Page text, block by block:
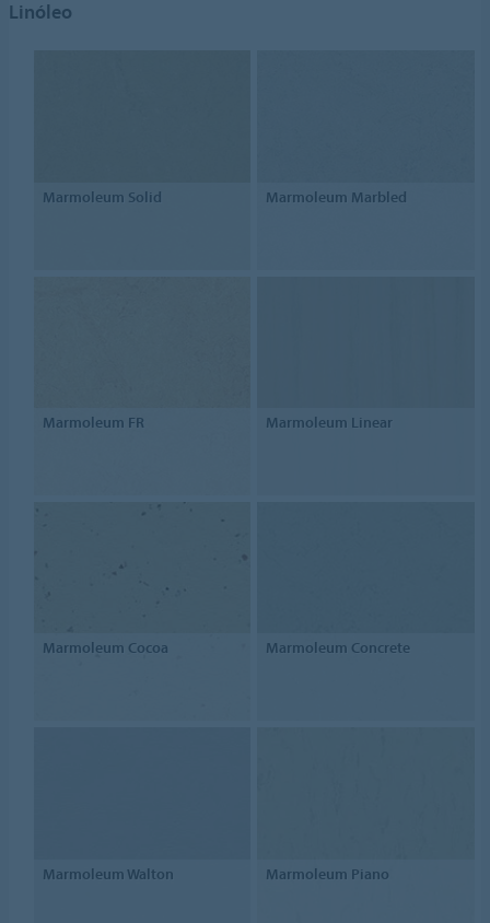
Linóleo
Marmoleum Solid Marmoleum Marbled
Marmoleum FR Marmoleum Linear
Marmoleum Cocoa Marmoleum Concrete
Marmoleum Walton Marmoleum Piano